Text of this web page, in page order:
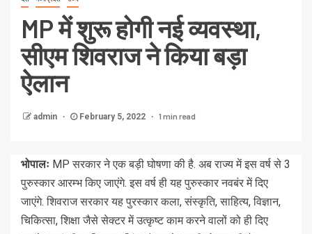
MP में शुरू होगी नई व्यवस्था,
सीएम शिवराज ने किया बड़ा
ऐलान
admin February 5, 2022 1 min read
भोपालः MP सरकार ने एक बड़ी घोषणा की है. अब राज्य में इस वर्ष से 3
पुरुस्कार आरम्भ किए जाएंगे. इस वर्ष ही यह पुरुस्कार नवबंर में दिए
जाएंगे. शिवराज सरकार यह पुरस्कार कला, संस्कृति, साहित्य, विज्ञान,
चिकित्सा, शिक्षा जैसे सेक्टर में उत्कृष्ट काम करने वालों को ही दिए